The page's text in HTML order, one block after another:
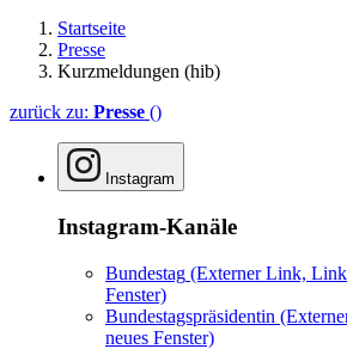
Startseite
Presse
Kurzmeldungen (hib)
zurück zu: Presse ()
Instagram
Instagram-Kanäle
Bundestag (Externer Link,
Fenster)
Bundestagspräsidentin
neues Fenster)